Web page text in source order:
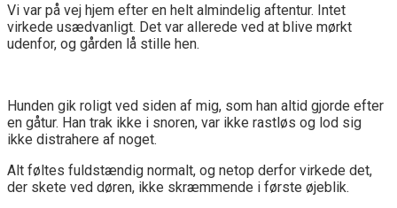
Vi var på vej hjem efter en helt almindelig aftentur. Intet
virkede usædvanligt. Det var allerede ved at blive mørkt
udenfor, og gården lå stille hen.
Hunden gik roligt ved siden af mig, som han altid gjorde efter
en gåtur. Han trak ikke i snoren, var ikke rastløs og lod sig
ikke distrahere af noget.
Alt føltes fuldstændig normalt, og netop derfor virkede det,
der skete ved døren, ikke skræmmende i første øjeblik.